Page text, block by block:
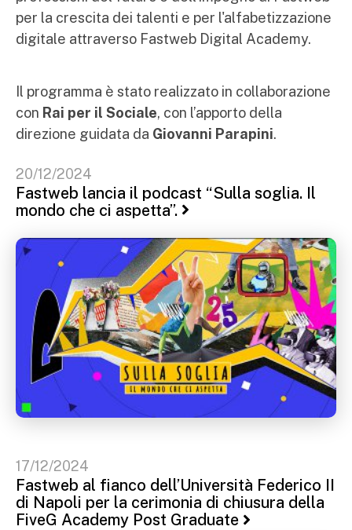
per la crescita dei talenti e per l'alfabetizzazione
digitale attraverso Fastweb Digital Academy.
Il programma è stato realizzato in collaborazione
con Rai per il Sociale, con l’apporto della
direzione guidata da Giovanni Parapini.
20/12/2024
Fastweb lancia il podcast “Sulla soglia. Il
mondo che ci aspetta”.
17/12/2024
Fastweb al fianco dell’Università Federico II
di Napoli per la cerimonia di chiusura della
FiveG Academy Post Graduate